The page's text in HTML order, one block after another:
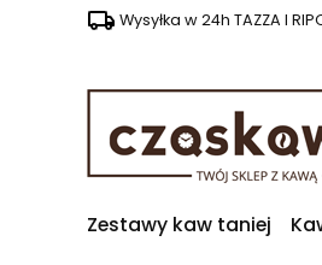
Wysyłka w 24h TAZZA I
Zestawy kaw taniej